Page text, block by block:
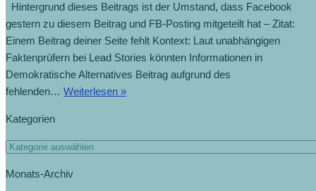
Hintergrund dieses Beitrags ist der Umstand, dass Facebook
gestern zu diesem Beitrag und FB-Posting mitgeteilt hat – Zitat:
Einem Beitrag deiner Seite fehlt Kontext: Laut unabhängigen
Faktenprüfern bei Lead Stories könnten Informationen in
Demokratische Alternatives Beitrag aufgrund des
fehlenden… Weiterlesen »
Kategorien
Monats-Archiv